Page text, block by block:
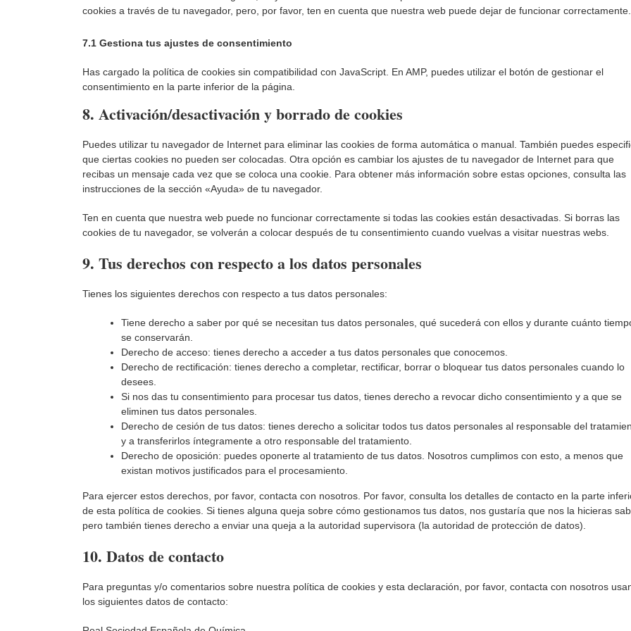
cookies a través de tu navegador, pero, por favor, ten en cuenta que nuestra web puede dejar de funcionar correctamente.
7.1 Gestiona tus ajustes de consentimiento
Has cargado la política de cookies sin compatibilidad con JavaScript. En AMP, puedes utilizar el botón de gestionar el
consentimiento en la parte inferior de la página.
8. Activación/desactivación y borrado de cookies
Puedes utilizar tu navegador de Internet para eliminar las cookies de forma automática o manual. También puedes
que ciertas cookies no pueden ser colocadas. Otra opción es cambiar los ajustes de tu navegador de Internet para que
recibas un mensaje cada vez que se coloca una cookie. Para obtener más información sobre estas opciones, consulta las
instrucciones de la sección «Ayuda» de tu navegador.
Ten en cuenta que nuestra web puede no funcionar correctamente si todas las cookies están desactivadas. Si borras las
cookies de tu navegador, se volverán a colocar después de tu consentimiento cuando vuelvas a visitar nuestras webs.
9. Tus derechos con respecto a los datos personales
Tienes los siguientes derechos con respecto a tus datos personales:
Tiene derecho a saber por qué se necesitan tus datos personales, qué sucederá con ellos y durante cuánto
se conservarán.
Derecho de acceso: tienes derecho a acceder a tus datos personales que conocemos.
Derecho de rectificación: tienes derecho a completar, rectificar, borrar o bloquear tus datos personales cuando lo
desees.
Si nos das tu consentimiento para procesar tus datos, tienes derecho a revocar dicho consentimiento y a que se
eliminen tus datos personales.
Derecho de cesión de tus datos: tienes derecho a solicitar todos tus datos personales al responsable del
y a transferirlos íntegramente a otro responsable del tratamiento.
Derecho de oposición: puedes oponerte al tratamiento de tus datos. Nosotros cumplimos con esto, a menos que
existan motivos justificados para el procesamiento.
Para ejercer estos derechos, por favor, contacta con nosotros. Por favor, consulta los detalles de contacto en la parte
de esta política de cookies. Si tienes alguna queja sobre cómo gestionamos tus datos, nos gustaría que nos la hicieras
pero también tienes derecho a enviar una queja a la autoridad supervisora (la autoridad de protección de datos).
10. Datos de contacto
Para preguntas y/o comentarios sobre nuestra política de cookies y esta declaración, por favor, contacta con nosotros
los siguientes datos de contacto: